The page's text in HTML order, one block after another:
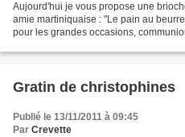
Aujourd'hui je vous propose une
amie martiniquaise : "Le pain au
pour les grandes occasions,
Gratin de christophines
Publié le 13/11/2011 à 09:45
Par Crevette